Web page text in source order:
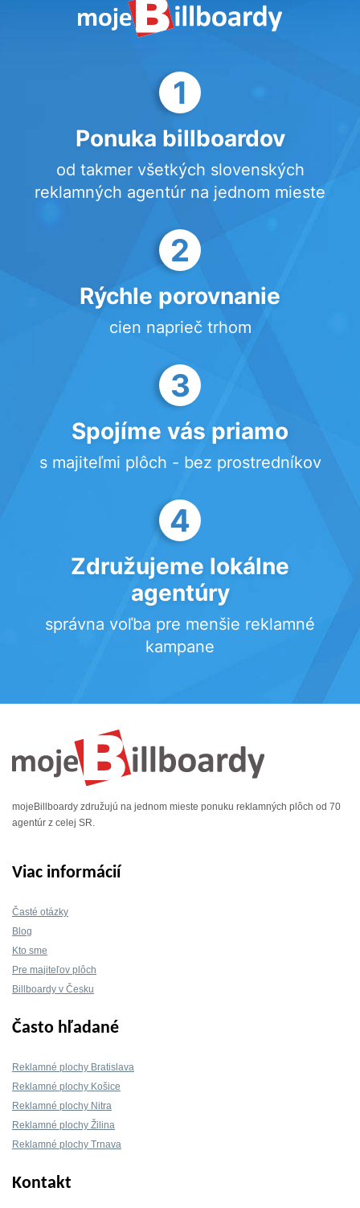
1
Ponuka billboardov
od takmer všetkých slovenských
reklamných agentúr na jednom mieste
2
Rýchle porovnanie
cien naprieč trhom
3
Spojíme vás priamo
s majiteľmi plôch - bez prostredníkov
4
Združujeme lokálne
agentúry
správna voľba pre menšie reklamné
kampane
mojeBillboardy združujú na jednom mieste ponuku reklamných plôch od 70
agentúr z celej SR.
Viac informácií
Časté otázky
Blog
Kto sme
Pre majiteľov plôch
Billboardy v Česku
Často hľadané
Reklamné plochy Bratislava
Reklamné plochy Košice
Reklamné plochy Nitra
Reklamné plochy Žilina
Reklamné plochy Trnava
Kontakt